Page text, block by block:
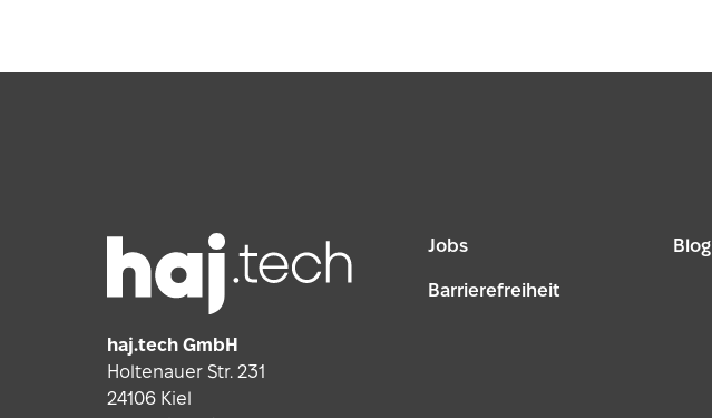
haj.tech GmbH
Holtenauer Str. 231
24106 Kiel
Jobs Blog
Barrierefreiheit